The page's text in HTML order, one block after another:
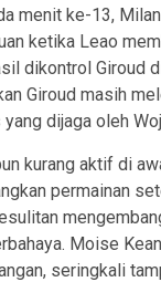
menit ke-13,
ketika Leao
dikontrol Giroud
Giroud masih
dijaga oleh
kurang aktif di
permainan
Moise
seringkali